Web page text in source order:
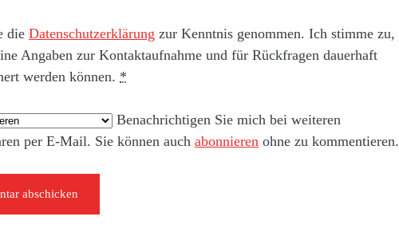
dieDatenschutzerklärung zur Kenntnis genommen. Ich stimme zu,
Angaben zur Kontaktaufnahme und für Rückfragen dauerhaft
werden können. *
Benachrichtigen Sie mich bei weiteren
per E-Mail. Sie können auchabonnieren ohne zu kommentieren.